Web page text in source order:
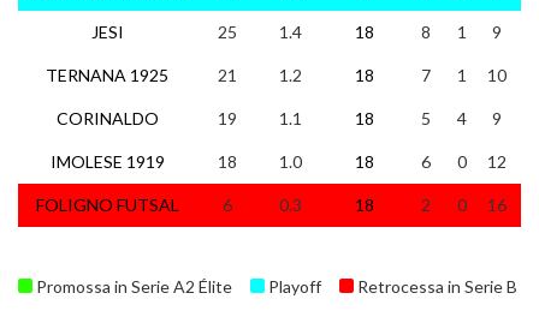
JESI
TERNANA 1925
CORINALDO
IMOLESE 1919
FOLIGNO FUTSAL
25 1.4 18 8 1 9
21 1.2 18 7 1 10
19 1.1 18 5 4 9
18 1.0 18 6 0 12
6 0.3 18 2 0 16
Promossa in Serie A2 Élite Playoff Retrocessa in Serie B